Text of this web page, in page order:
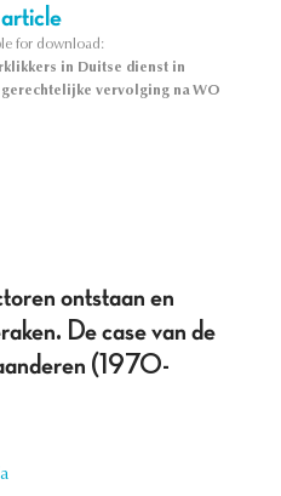
for download:
in Duitse dienst in
vervolging na WO
ontstaan en
De case van de
(1970-